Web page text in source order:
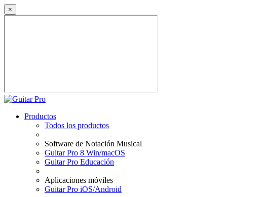
×
Productos
Todos los productos
Software de Notación Musical
Guitar Pro 8 Win/macOS
Guitar Pro Educación
Aplicaciones móviles
Guitar Pro iOS/Android